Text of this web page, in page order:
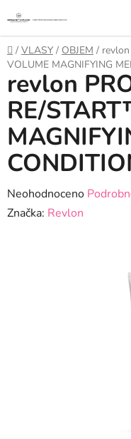
na
obsah
Domů
/ VLASY / OBJEM /
VOLUME MAGNIFYING
revlon
RE/
Průměrné
hodnocení
Neohodnoceno
Značka: Revlon